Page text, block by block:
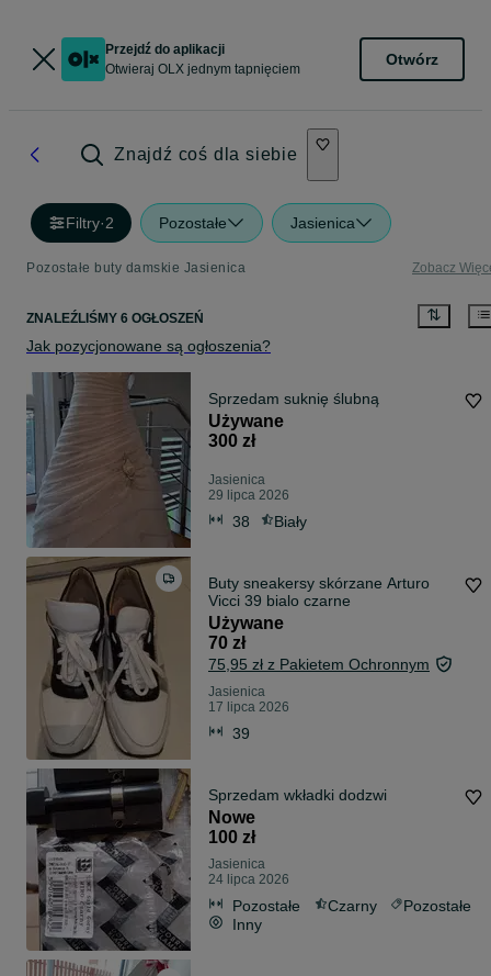
Przejdź do aplikacji
Otwieraj OLX jednym tapnięciem
Otwórz
Znajdź coś dla siebie
Filtry·2 Pozostałe Jasienica
Pozostałe buty damskie Jasienica Zobacz
ZNALEŹLIŚMY 6 OGŁOSZEŃ
Jak pozycjonowane są ogłoszenia?
Sprzedam suknię ślubną
Używane
300 zł
Jasienica
29 lipca 2026
38 Biały
Buty sneakersy skórzane Arturo
Vicci 39 bialo czarne
Używane
70 zł
75,95 zł z Pakietem Ochronnym
Jasienica
17 lipca 2026
39
Sprzedam wkładki dodzwi
Nowe
100 zł
Jasienica
24 lipca 2026
Pozostałe Czarny
Pozostałe
Inny